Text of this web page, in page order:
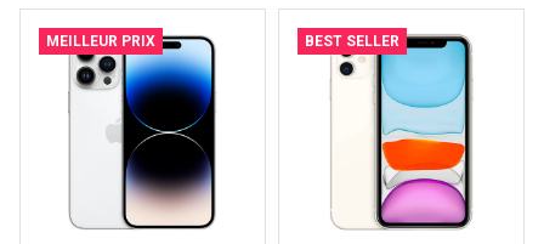
MEILLEUR PRIX BEST SELLER